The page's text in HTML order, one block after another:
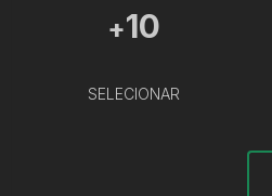
+10
SELECIONAR